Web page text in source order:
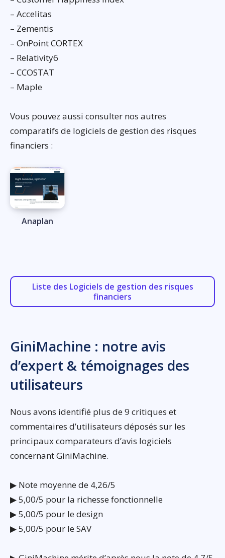
– Accelitas
– Zementis
– OnPoint CORTEX
– Relativity6
– CCOSTAT
– Maple
Vous pouvez aussi consulter nos autres
comparatifs de logiciels de gestion des risques
financiers :
Anaplan
Liste des Logiciels de gestion des risques
financiers
GiniMachine : notre avis
d’expert & témoignages des
utilisateurs
Nous avons identifié plus de 9 critiques et
commentaires d’utilisateurs déposés sur les
principaux comparateurs d’avis logiciels
concernant GiniMachine.
▶ Note moyenne de 4,26/5
▶ 5,00/5 pour la richesse fonctionnelle
▶ 5,00/5 pour le design
▶ 5,00/5 pour le SAV